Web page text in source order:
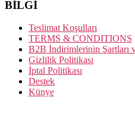
BİLGİ
Teslimat Koşulları
TERMS & CONDITIONS
B2B İndirimlerinin Şartları
Gizlilik Politikası
İptal Politikası
Destek
Künye